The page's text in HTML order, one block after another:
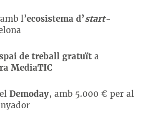
l’ecosistema d’start-
de treball gratuït a
MediaTIC
Demoday, amb 5.000 € per al